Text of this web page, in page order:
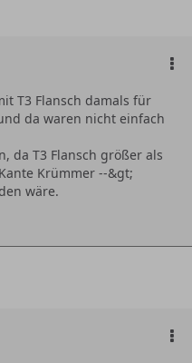
T3 Flansch damals für
da waren nicht einfach
da T3 Flansch größer als
Krümmer --&gt;
wäre.